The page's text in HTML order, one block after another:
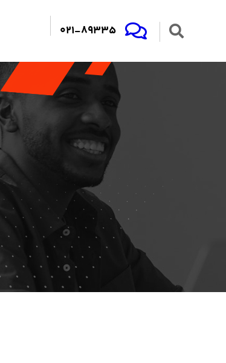
021-89335